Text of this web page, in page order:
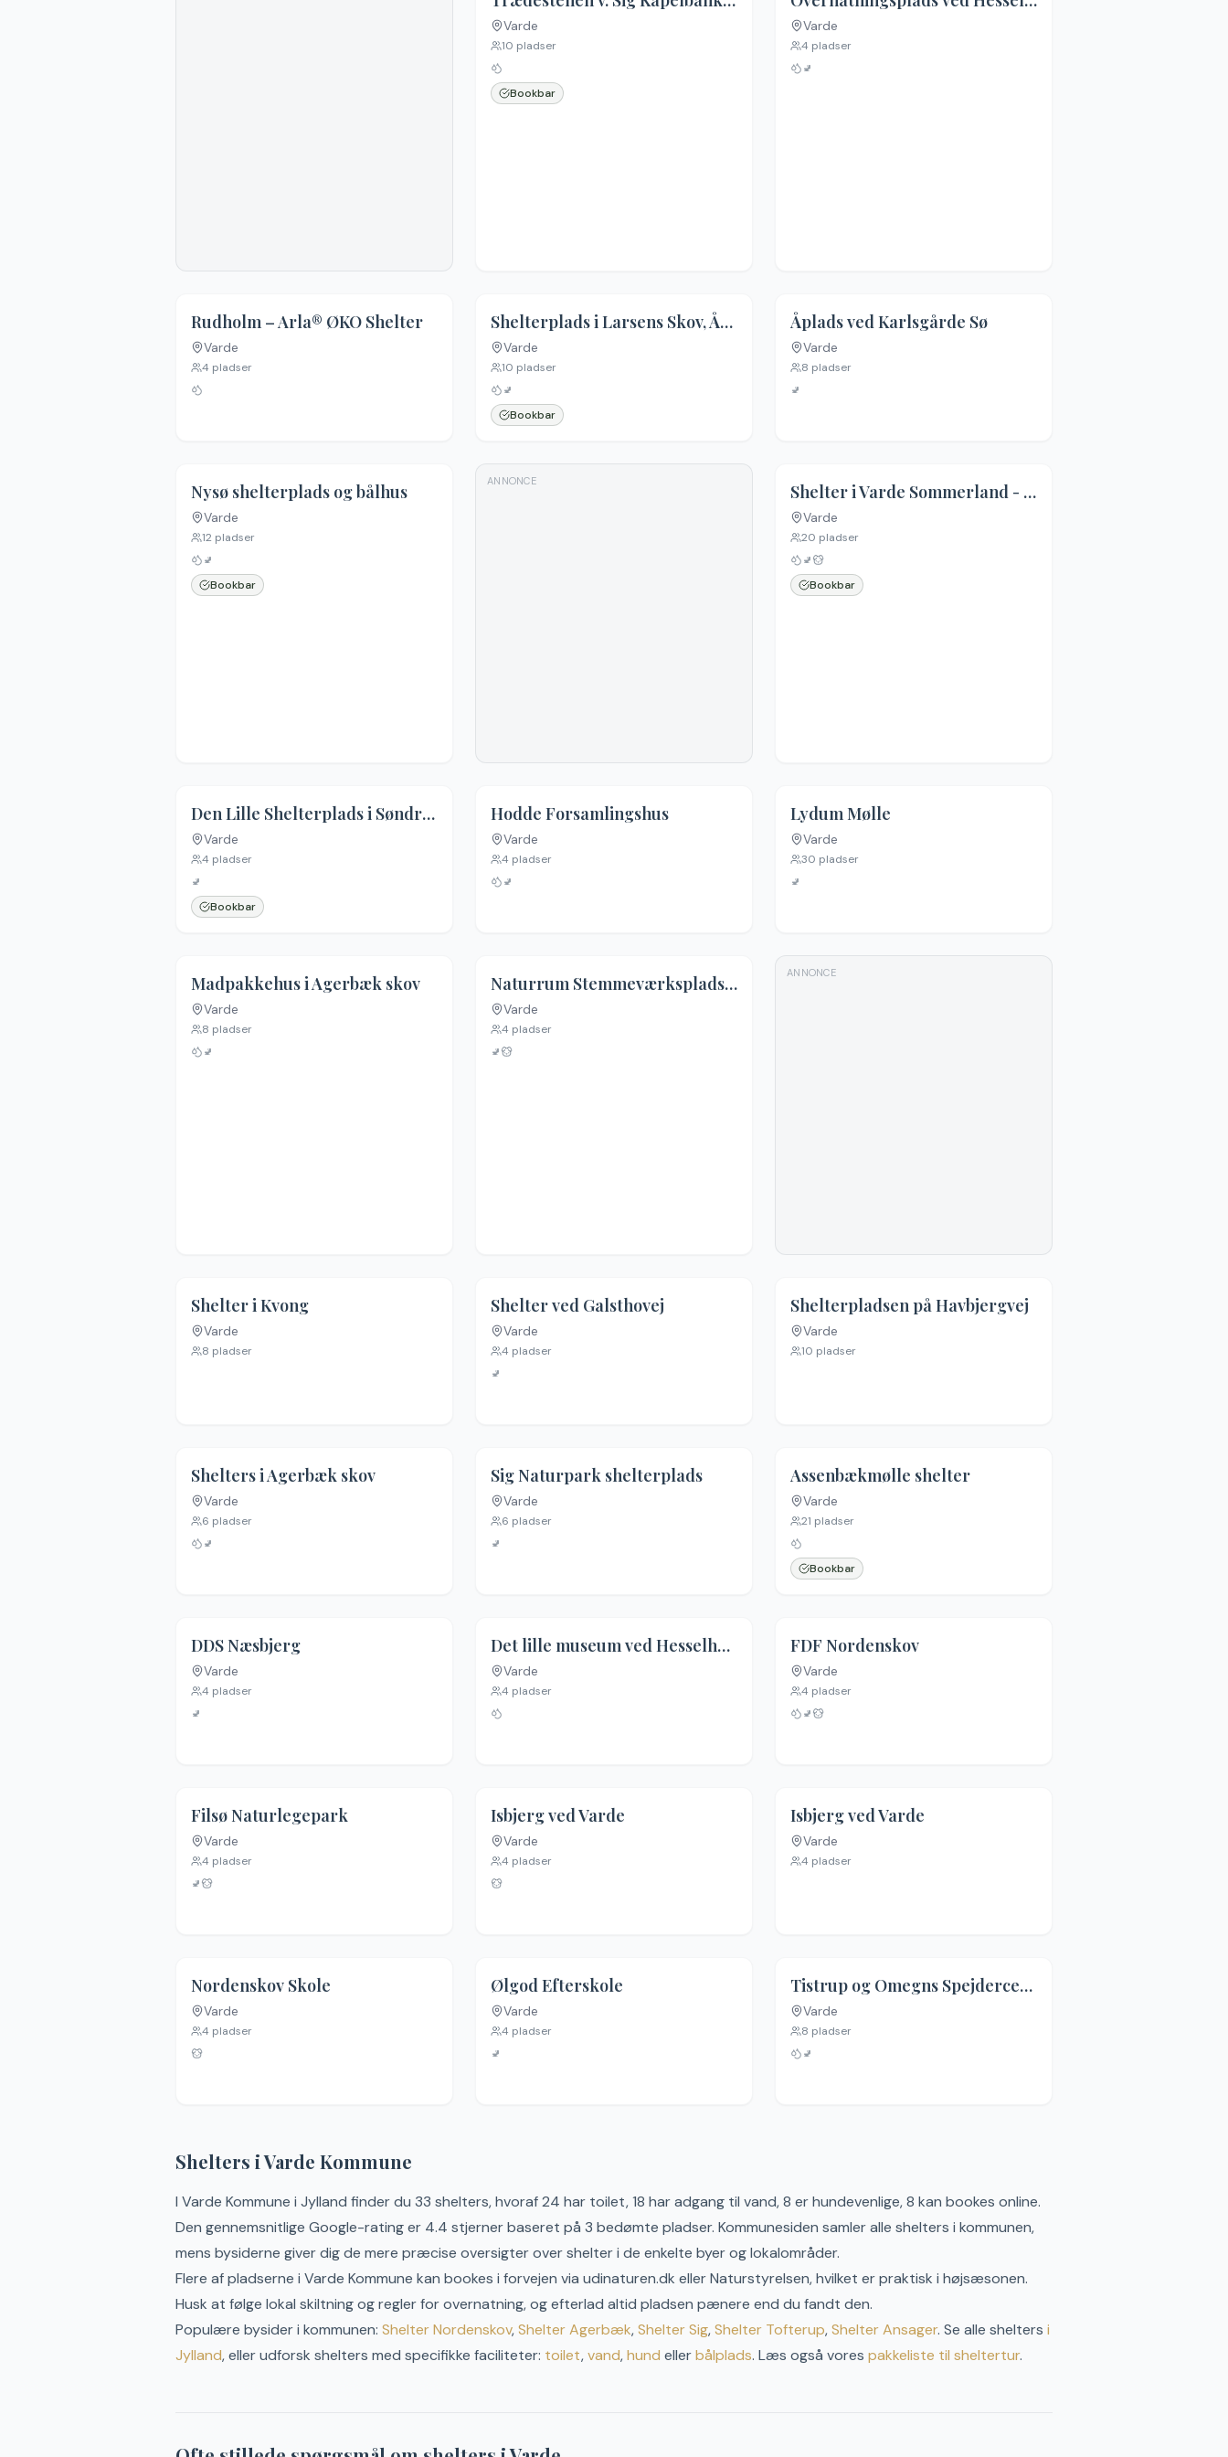
Varde
10 pladser
Bookbar
Varde
4 pladser
🚽
Rudholm – Arla® ØKO Shelter
Varde
4 pladser
Shelterplads i Larsens Skov, Årre
Varde
10 pladser
🚽
Bookbar
Åplads ved Karlsgårde Sø
Varde
8 pladser
🚽
Nysø shelterplads og bålhus
Varde
12 pladser
🚽
Bookbar
ANNONCE Shelter i Varde Sommerland - 3 shelter ved grillhytten
Varde
20 pladser
🚽
Bookbar
Den Lille Shelterplads i Søndre Plantage
Varde
4 pladser
🚽
Bookbar
Hodde Forsamlingshus
Varde
4 pladser
🚽
Lydum Mølle
Varde
30 pladser
🚽
Madpakkehus i Agerbæk skov
Varde
8 pladser
🚽
Naturrum Stemmeværkspladsen, Ansager
Varde
4 pladser
🚽
ANNONCE
Shelter i Kvong
Varde
8 pladser
Shelter ved Galsthovej
Varde
4 pladser
🚽
Shelterpladsen på Havbjergvej
Varde
10 pladser
Shelters i Agerbæk skov
Varde
6 pladser
🚽
Sig Naturpark shelterplads
Varde
6 pladser
🚽
Ingen billeder
Assenbækmølle shelter
Varde
21 pladser
Bookbar
Ingen billeder
DDS Næsbjerg
Varde
4 pladser
🚽
Ingen billeder
Det lille museum ved Hesselhogaard
Varde
4 pladser Ingen billeder
FDF Nordenskov
Varde
4 pladser
🚽
Ingen billeder
Filsø Naturlegepark
Varde
4 pladser
🚽
Ingen billeder
Isbjerg ved Varde
Varde
4 pladser Ingen billeder
Isbjerg ved Varde
Varde
4 pladser
Ingen billeder
Nordenskov Skole
Varde
4 pladser Ingen billeder
Ølgod Efterskole
Varde
4 pladser
🚽
Ingen billeder
Tistrup og Omegns Spejdercenter
Varde
8 pladser
🚽
Shelters iVarde Kommune
I Varde Kommune i Jylland finder du 33 shelters, hvoraf 24 har toilet, 18 har adgang til vand, 8 er hundevenlige, 8 kan bookes online.
Den gennemsnitlige Google-rating er 4.4 stjerner baseret på 3 bedømte pladser. Kommunesiden samler alle shelters i kommunen,
mens bysiderne giver dig de mere præcise oversigter over shelter i de enkelte byer og lokalområder.
Flere af pladserne i Varde Kommune kan bookes i forvejen via udinaturen.dk eller Naturstyrelsen, hvilket er praktisk i højsæsonen.
Husk at følge lokal skiltning og regler for overnatning, og efterlad altid pladsen pænere end du fandt den.
Populære bysider i kommunen: ShelterNordenskov,ShelterAgerbæk,ShelterSig,Shelter Tofterup,ShelterAnsager. Se alle shelters i
Jylland, eller udforsk shelters med specifikke faciliteter: toilet,vand,hund ellerbålplads. Læs også vores pakkeliste til sheltertur.